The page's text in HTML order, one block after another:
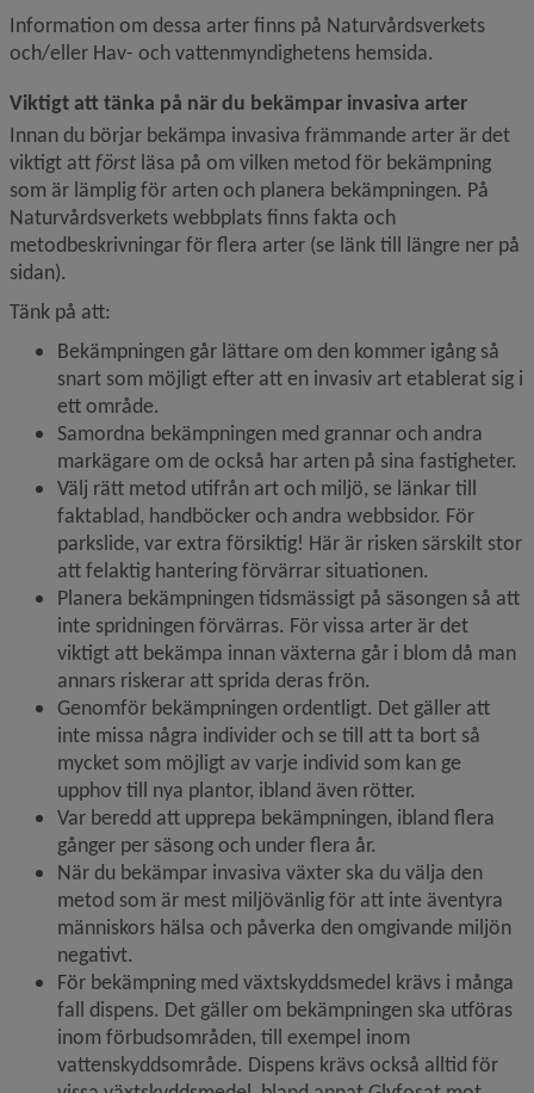
Information om dessa arter finns på Naturvårdsverkets
och/eller Hav- och vattenmyndighetens hemsida.
Viktigt att tänka på när du bekämpar invasiva arter
Innan du börjar bekämpa invasiva främmande arter är det
viktigt att först läsa på om vilken metod för bekämpning
som är lämplig för arten och planera bekämpningen. På
Naturvårdsverkets webbplats finns fakta och
metodbeskrivningar för flera arter (se länk till längre ner på
sidan).
Tänk på att:
Bekämpningen går lättare om den kommer igång så
snart som möjligt efter att en invasiv art etablerat sig i
ett område.
Samordna bekämpningen med grannar och andra
markägare om de också har arten på sina fastigheter.
Välj rätt metod utifrån art och miljö, se länkar till
faktablad, handböcker och andra webbsidor. För
parkslide, var extra försiktig! Här är risken särskilt stor
att felaktig hantering förvärrar situationen.
Planera bekämpningen tidsmässigt på säsongen så att
inte spridningen förvärras. För vissa arter är det
viktigt att bekämpa innan växterna går i blom då man
annars riskerar att sprida deras frön.
Genomför bekämpningen ordentligt. Det gäller att
inte missa några individer och se till att ta bort så
mycket som möjligt av varje individ som kan ge
upphov till nya plantor, ibland även rötter.
Var beredd att upprepa bekämpningen, ibland flera
gånger per säsong och under flera år.
När du bekämpar invasiva växter ska du välja den
metod som är mest miljövänlig för att inte äventyra
människors hälsa och påverka den omgivande miljön
negativt.
För bekämpning med växtskyddsmedel krävs i många
fall dispens. Det gäller om bekämpningen ska utföras
inom förbudsområden, till exempel inom
vattenskyddsområde. Dispens krävs också alltid för